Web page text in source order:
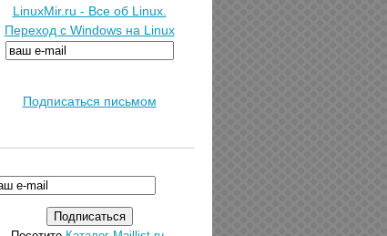
LinuxMir.ru - Все об Linux.
Переход с Windows на Linux
Подписаться письмом